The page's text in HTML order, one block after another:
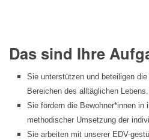
Das sind Ihre
Sie unterstützen und beteiligen
Bereichen des alltäglichen Lebens.
Sie fördern die Bewohner*innen in
methodischer Umsetzung der
Sie arbeiten mit unserer EDV-